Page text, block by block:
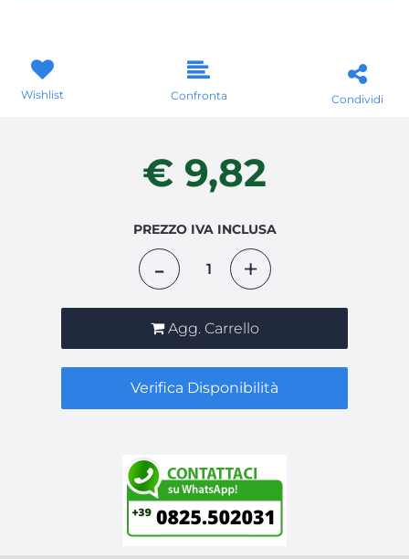
Wishlist Confronta Condividi
€ 9,82
PREZZO IVA INCLUSA
Agg. Carrello
Verifica Disponibilità